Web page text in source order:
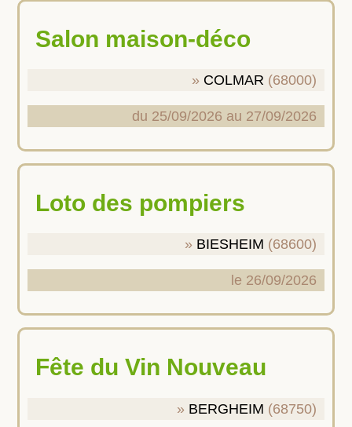
Salon maison-déco
COLMAR (68000)
du 25/09/2026 au 27/09/2026
Loto des pompiers
BIESHEIM (68600)
le 26/09/2026
Fête du Vin Nouveau
BERGHEIM (68750)